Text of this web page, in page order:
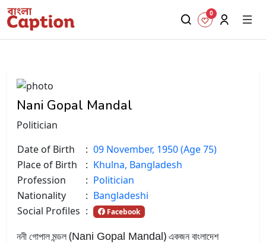
0
Nani Gopal Mandal
Politician
Date of Birth
: 09 November, 1950 (Age 75)
Place of Birth
: Khulna, Bangladesh
Profession
: Politician
Nationality
: Bangladeshi
Social Profiles : Facebook
ননী গোপাল মন্ডল(Nani Gopal Mandal)একজন বাংলাদেশ